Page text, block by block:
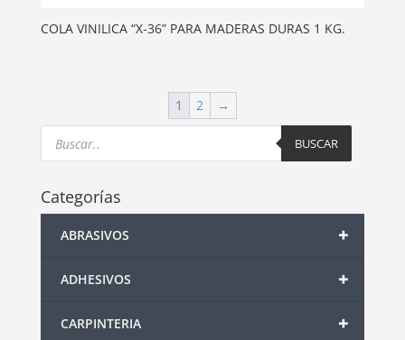
COLA VINILICA “X-36” PARA MADERAS DURAS 1 KG.
1 2
→
Products
search BUSCAR
Categorías
+
ABRASIVOS
+
ADHESIVOS
+
CARPINTERIA